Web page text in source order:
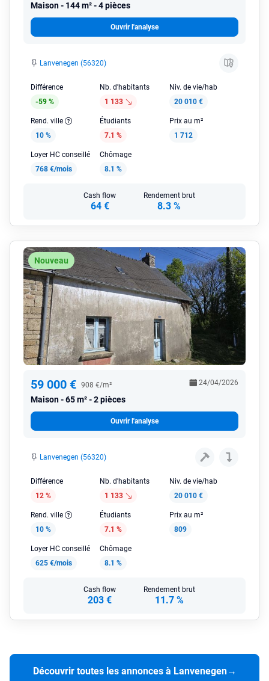
Maison 144 m² - 4 pièces
Ouvrir l'analyse
Lanvenegen (56320)
Différence
-59 %
Nb. d'habitants
1 133
Niv. de vie/hab
20 010 €
Rend. ville
10 %
Étudiants
7.1 %
Prix au m²
1 712
Loyer HC conseillé
768 €/mois
Chômage
8.1 %
Cash flow
64 €
Rendement brut
8.3 %
Nouveau
59 000 € 908 €/m²
Maison 65 m² - 2 pièces
24/04/2026
Ouvrir l'analyse
Lanvenegen (56320)
Différence
12 %
Nb. d'habitants
1 133
Niv. de vie/hab
20 010 €
Rend. ville
10 %
Étudiants
7.1 %
Prix au m²
809
Loyer HC conseillé
625 €/mois
Chômage
8.1 %
Cash flow
203 €
Rendement brut
11.7 %
Découvrir toutes les annonces à Lanvenegen→